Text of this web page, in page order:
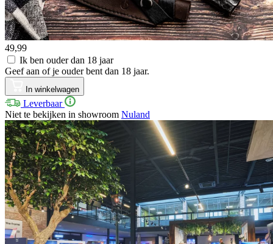
49,99
Ik ben ouder dan 18 jaar
Geef aan of je ouder bent dan 18 jaar.
In winkelwagen
Leverbaar
Niet te bekijken in showroom Nuland